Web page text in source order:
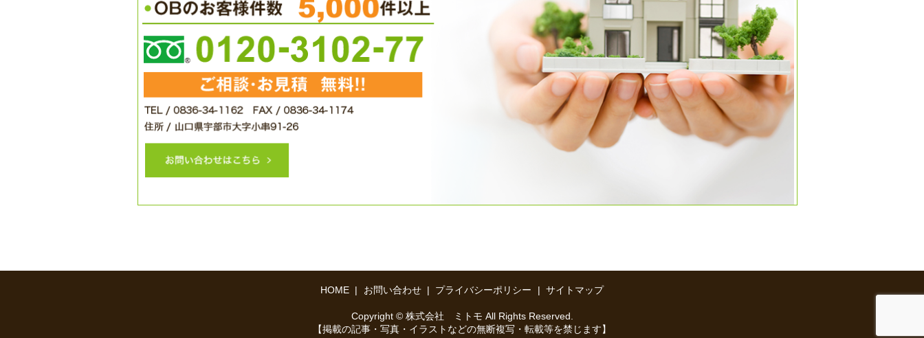
HOME お問い合わせ プライバシーポリシー サイトマップ
Copyright © 株式会社 ミトモ All Rights Reserved.
【掲載の記事・写真・イラストなどの無断複写・転載等を禁じます】